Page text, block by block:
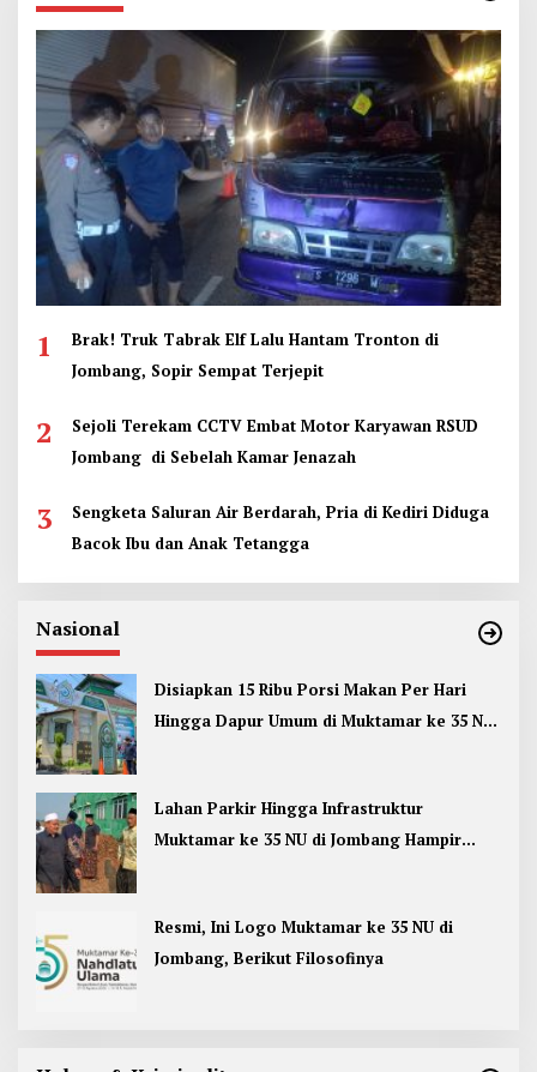
1
Brak! Truk Tabrak Elf Lalu Hantam Tronton di
Jombang, Sopir Sempat Terjepit
2
Sejoli Terekam CCTV Embat Motor Karyawan RSUD
Jombang di Sebelah Kamar Jenazah
3
Sengketa Saluran Air Berdarah, Pria di Kediri Diduga
Bacok Ibu dan Anak Tetangga
Nasional
Disiapkan 15 Ribu Porsi Makan Per Hari
Hingga Dapur Umum di Muktamar ke 35 NU
Lahan Parkir Hingga Infrastruktur
Muktamar ke 35 NU di Jombang Hampir
Resmi, Ini Logo Muktamar ke 35 NU di
Jombang, Berikut Filosofinya